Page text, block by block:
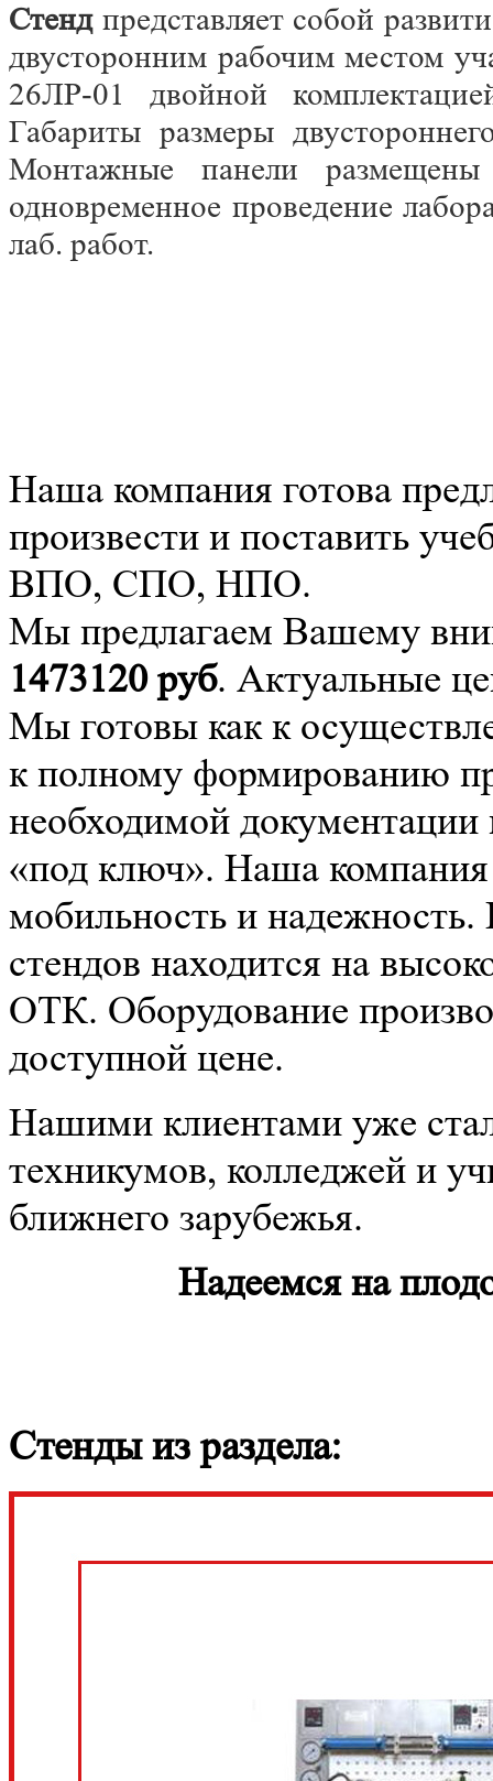
Стенд представляет собой
двусторонним рабочим местом
26ЛР-01 двойной
Габариты размеры
Монтажные панели
одновременное проведение
лаб. работ.
Наша компания готова
произвести и поставить
ВПО, СПО, НПО.
Мы предлагаем Вашему
1473120руб. Актуальные
Мы готовы как к
к полному формированию
необходимой
«под ключ». Наша компания
мобильность и
стендов находится на
ОТК. Оборудование
доступной цене.
Нашими клиентами уже
техникумов, колледжей и
ближнего зарубежья.
Надеемся на
Стенды из раздела: